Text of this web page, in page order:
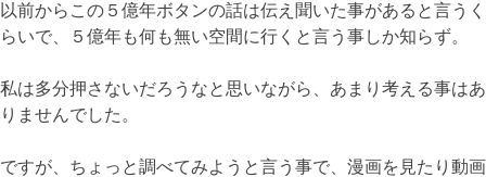
以前からこの５億年ボタンの話は伝え聞いた事があると言うく
らいで、５億年も何も無い空間に行くと言う事しか知らず。
私は多分押さないだろうなと思いながら、あまり考える事はあ
りませんでした。
ですが、ちょっと調べてみようと言う事で、漫画を見たり動画